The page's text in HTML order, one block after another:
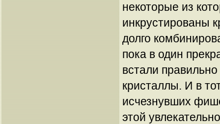
некоторые из
инкрустированы
долго
пока в один
встали
кристаллы. И в
исчезнувших
этой